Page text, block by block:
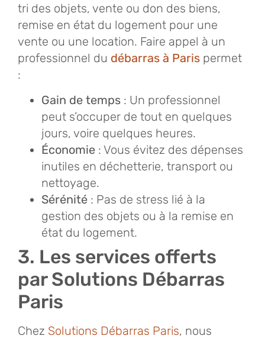
tri des objets, vente ou don des biens,
remise en état du logement pour une
vente ou une location. Faire appel à un
professionnel du débarras à Paris permet
:
Gain de temps : Un professionnel
peut s’occuper de tout en quelques
jours, voire quelques heures.
Économie : Vous évitez des dépenses
inutiles en déchetterie, transport ou
nettoyage.
Sérénité : Pas de stress lié à la
gestion des objets ou à la remise en
état du logement.
3. Les services offerts
par Solutions Débarras
Paris
Chez Solutions Débarras Paris, nous